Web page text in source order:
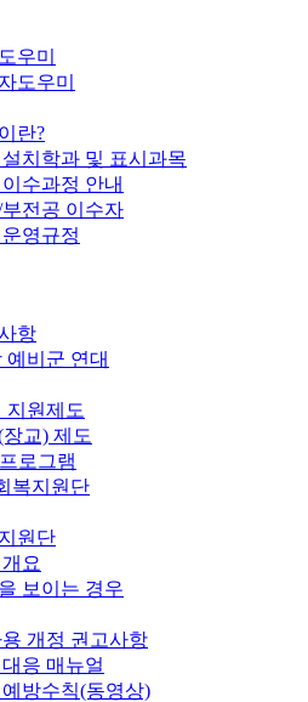
우미
도우미
란?
치학과 및 표시과목
수과정 안내
전공 이수자
영규정
항
예비군 연대
지원제도
교) 제도
로그램
복지원단
원단
요
보이는 경우
개정 권고사항
응 매뉴얼
방수칙(동영상)